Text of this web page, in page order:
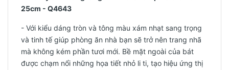
25cm - Q4643
- Với kiểu dáng tròn và tông màu xám nhạt sang trọng
và tinh tế giúp phòng ăn nhà bạn sẽ trở nên trang nhã
mà không kém phần tươi mới. Bề mặt ngoài của bát
được chạm nổi những họa tiết nhỏ li ti, tạo hiệu ứng thị